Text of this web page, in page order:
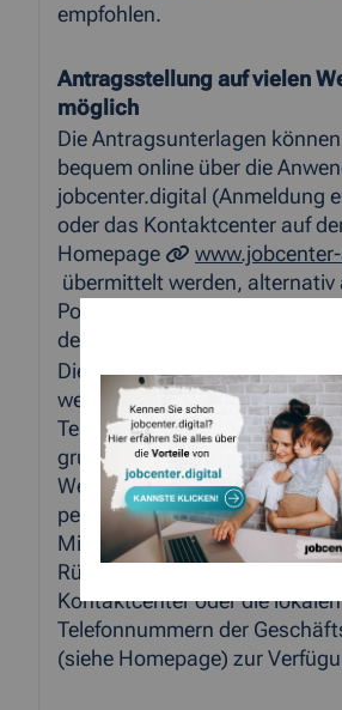
empfohlen.
Antragsstellung auf vielen
möglich
Die Antragsunterlagen
bequem online über die
jobcenter.digital (Anmeldung
oder das Kontaktcenter auf
Homepage
übermittelt werden, alternativ
Post oder Einwurf in die
der Jobcenter-
Die Jobcenter-
weiterhin nach vorheriger,
Terminvereinbarung
grundsätzlich ist für den
Weiterbewilligungsantrag
persönliche Vorsprache
Mitarbeiter des Jobcenters
Rückfragen auch zeitnah über
Kontaktcenter oder die lokalen
Telefonnummern der
(siehe Homepage) zur